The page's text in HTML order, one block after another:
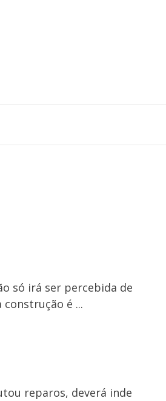
só irá ser percebida de
é ...
reparos, deverá inde